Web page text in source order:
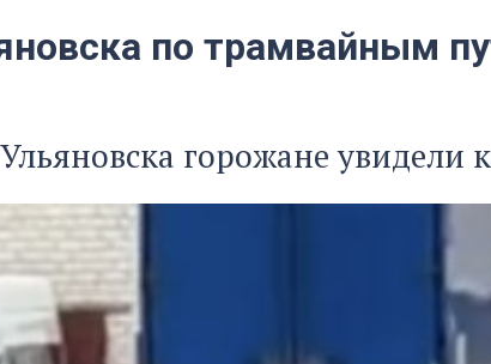
по трамвайным
горожане увидели